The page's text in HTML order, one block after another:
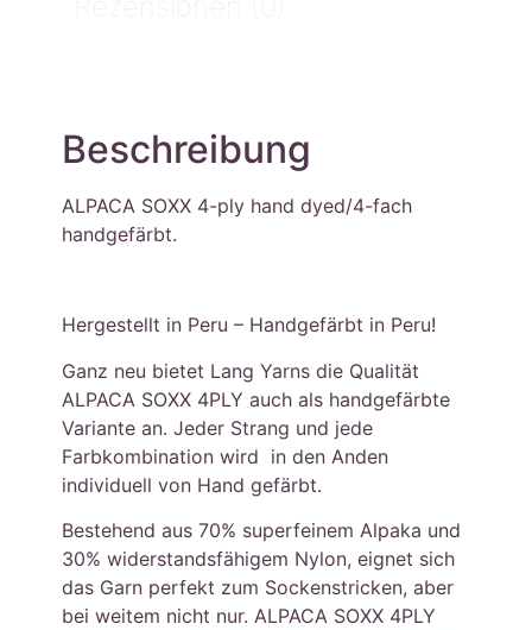
Rezensionen (0)
Beschreibung
ALPACA SOXX 4-ply hand dyed/4-fach
handgefärbt.
Hergestellt in Peru – Handgefärbt in Peru!
Ganz neu bietet Lang Yarns die Qualität
ALPACA SOXX 4PLY auch als handgefärbte
Variante an. Jeder Strang und jede
Farbkombination wird in den Anden
individuell von Hand gefärbt.
Bestehend aus 70% superfeinem Alpaka und
30% widerstandsfähigem Nylon, eignet sich
das Garn perfekt zum Sockenstricken, aber
bei weitem nicht nur. ALPACA SOXX 4PLY